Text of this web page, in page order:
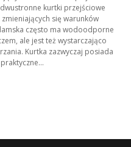
kurtki przejściowe
się warunków
często ma wodoodporne
ale jest też wystarczająco
Kurtka zazwyczaj posiada